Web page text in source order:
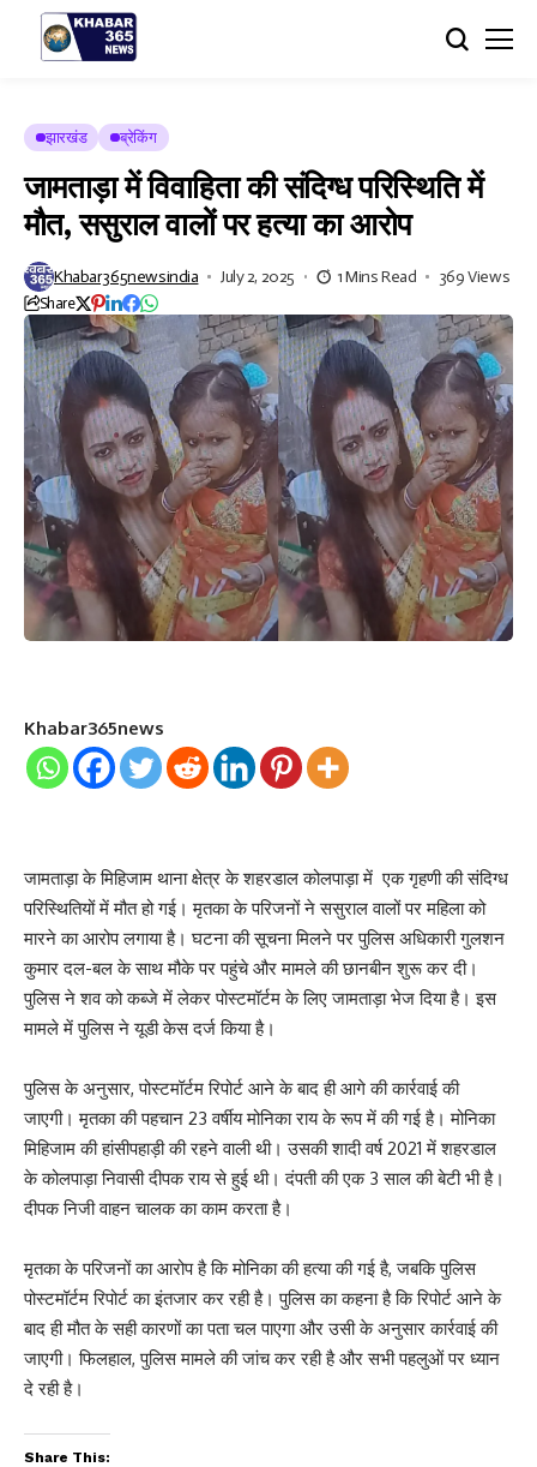
झारखंड ब्रेकिंग
जामताड़ा में विवाहिता की संदिग्ध परिस्थिति में
मौत, ससुराल वालों पर हत्या का आरोप
Khabar365newsindia July 2, 2025 1 Mins Read 369 Views
Share
Khabar365news
जामताड़ा के मिहिजाम थाना क्षेत्र के शहरडाल कोलपाड़ा में एक गृहणी की संदिग्ध
परिस्थितियों में मौत हो गई। मृतका के परिजनों ने ससुराल वालों पर महिला को
मारने का आरोप लगाया है। घटना की सूचना मिलने पर पुलिस अधिकारी गुलशन
कुमार दल-बल के साथ मौके पर पहुंचे और मामले की छानबीन शुरू कर दी।
पुलिस ने शव को कब्जे में लेकर पोस्टमॉर्टम के लिए जामताड़ा भेज दिया है। इस
मामले में पुलिस ने यूडी केस दर्ज किया है।
पुलिस के अनुसार, पोस्टमॉर्टम रिपोर्ट आने के बाद ही आगे की कार्रवाई की
जाएगी। मृतका की पहचान 23 वर्षीय मोनिका राय के रूप में की गई है। मोनिका
मिहिजाम की हांसीपहाड़ी की रहने वाली थी। उसकी शादी वर्ष 2021 में शहरडाल
के कोलपाड़ा निवासी दीपक राय से हुई थी। दंपती की एक 3 साल की बेटी भी है।
दीपक निजी वाहन चालक का काम करता है।
मृतका के परिजनों का आरोप है कि मोनिका की हत्या की गई है, जबकि पुलिस
पोस्टमॉर्टम रिपोर्ट का इंतजार कर रही है। पुलिस का कहना है कि रिपोर्ट आने के
बाद ही मौत के सही कारणों का पता चल पाएगा और उसी के अनुसार कार्रवाई की
जाएगी। फिलहाल, पुलिस मामले की जांच कर रही है और सभी पहलुओं पर ध्यान
दे रही है।
Share This: